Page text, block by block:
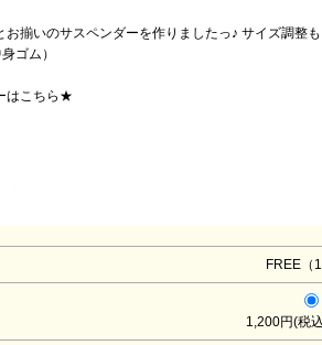
お揃いのサスペンダーを作りましたっ♪ サイズ調整
ゴム）
はこちら★
FREE（1
1,200円(税